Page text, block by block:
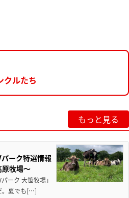
ルたち
もっと見る
ーク特選情報
原牧場～
ーク 大笹牧場」
。夏でも[…]